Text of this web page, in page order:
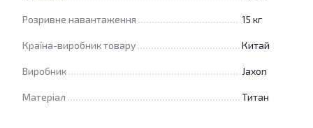
Розривне навантаження 15 кг
Країна-виробник товару Китай
Виробник Jaxon
Матеріал Титан